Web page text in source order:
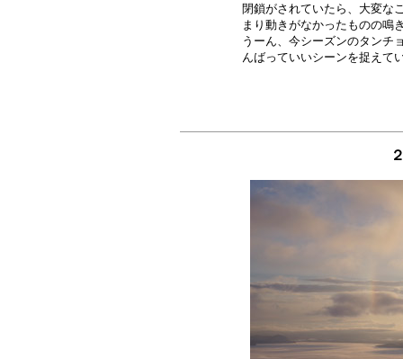
閉鎖がされていたら、大変な
まり動きがなかったものの鳴
うーん、今シーズンのタンチ